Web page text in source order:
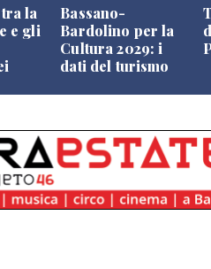
la
e gli
Bassano-
Bardolino per la
Cultura 2029: i
dati del turismo